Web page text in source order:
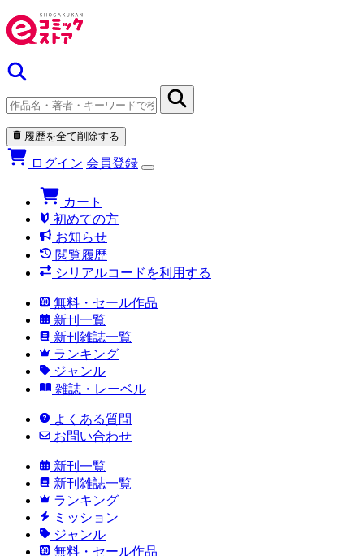
履歴を全て削除する
ログイン 会員登録
カート
初めての方
お知らせ
閲覧履歴
シリアルコードを利用する
無料・セール作品
新刊一覧
新刊雑誌一覧
ランキング
ジャンル
雑誌・レーベル
よくある質問
お問い合わせ
新刊一覧
新刊雑誌一覧
ランキング
ミッション
ジャンル
無料・セール作品